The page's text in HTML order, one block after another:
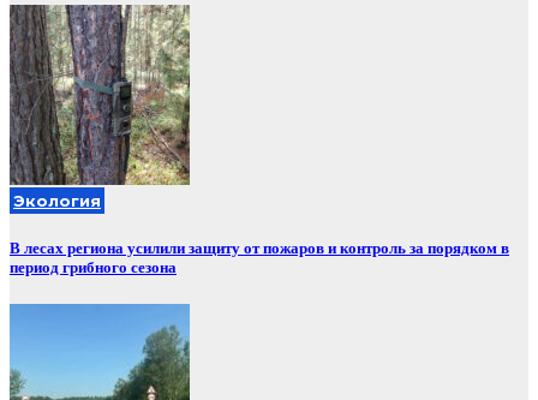
Экология
В лесах региона усилили защиту от пожаров и контроль за порядком в
период грибного сезона